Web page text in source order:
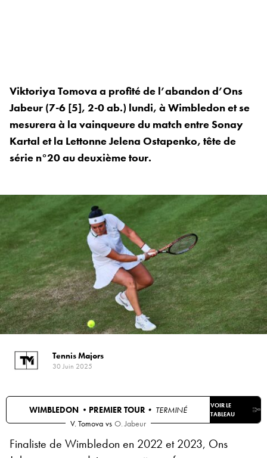
Viktoriya Tomova a profité de l’abandon d’Ons
Jabeur (7-6 [5], 2-0 ab.) lundi, à Wimbledon et se
mesurera à la vainqueure du match entre Sonay
Kartal et la Lettonne Jelena Ostapenko, tête de
série n°20 au deuxième tour.
Tennis Majors
30 Juin 2025
WIMBLEDON • PREMIER TOUR • TERMINÉ
VOIR LE
TABLEAU
V. Tomova vs O. Jabeur
Finaliste de Wimbledon en 2022 et 2023, Ons